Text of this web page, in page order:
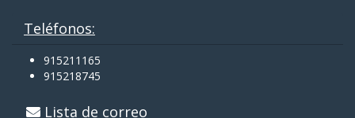
Teléfonos:
915211165
915218745
Lista de correo